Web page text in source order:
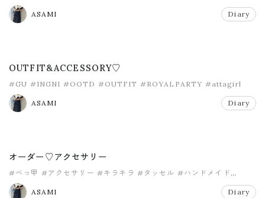
#ハンドメイド
ASAMI
Diary
OUTFIT&ACCESSORY♡
#GU #INGNI #OOTD #OUTFIT #ROYALPARTY #attagirl
ASAMI Diary
オーダー♡アクセサリー
#べっ甲 #アクセサリー #キラキラ #タッセル #ハンドメイド
#パール
ASAMI
Diary